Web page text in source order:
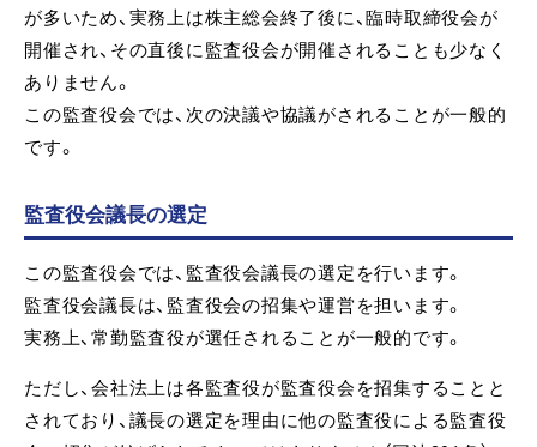
が多いため、実務上は株主総会終了後に、臨時取締役会が
開催され、その直後に監査役会が開催されることも少なく
ありません。
この監査役会では、次の決議や協議がされることが一般的
です。
監査役会議長の選定
この監査役会では、監査役会議長の選定を行います。
監査役会議長は、監査役会の招集や運営を担います。
実務上、常勤監査役が選任されることが一般的です。
ただし、会社法上は各監査役が監査役会を招集することと
されており、議長の選定を理由に他の監査役による監査役